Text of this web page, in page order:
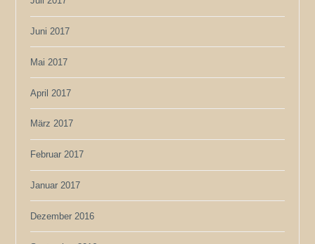
Juni 2017
Mai 2017
April 2017
März 2017
Februar 2017
Januar 2017
Dezember 2016